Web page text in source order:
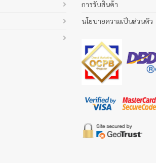
การรับสินค้า
นโยบายความเป็นส่วนตัว